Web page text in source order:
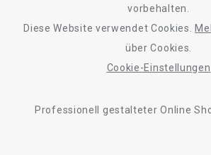
Barrierefreiheit
vorbehalten.
Diese Website verwendet Cookies.
über Cookies.
Cookie-Einstellungen
Professionell gestalteter Online